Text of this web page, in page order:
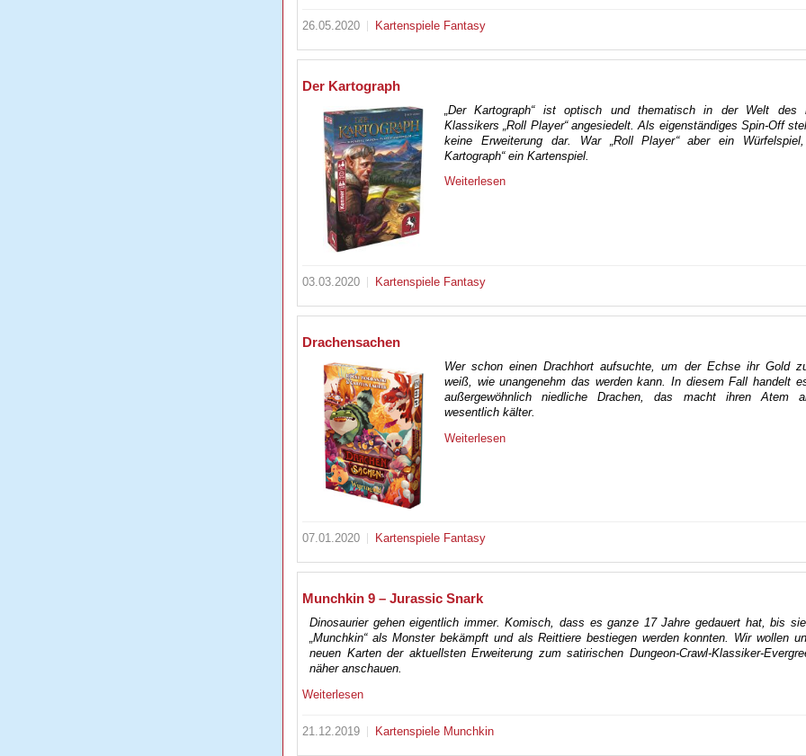
26.05.2020 Kartenspiele Fantasy
Der Kartograph
„Der Kartograph“ ist optisch und thematisch in der Welt des
Klassikers „Roll Player“ angesiedelt. Als eigenständiges Spin-Off
keine Erweiterung dar. War „Roll Player“ aber ein
Kartograph“ ein Kartenspiel.
Weiterlesen
03.03.2020 Kartenspiele Fantasy
Drachensachen
Wer schon einen Drachhort aufsuchte, um der Echse ihr Gold
weiß, wie unangenehm das werden kann. In diesem Fall handelt
außergewöhnlich niedliche Drachen, das macht ihren Atem
wesentlich kälter.
Weiterlesen
07.01.2020 Kartenspiele Fantasy
Munchkin 9 – Jurassic Snark
Dinosaurier gehen eigentlich immer. Komisch, dass es ganze 17 Jahre gedauert hat, bis
„Munchkin“ als Monster bekämpft und als Reittiere bestiegen werden konnten. Wir wollen
neuen Karten der aktuellsten Erweiterung zum satirischen Dungeon-Crawl-Klassiker-
näher anschauen.
Weiterlesen
21.12.2019 Kartenspiele Munchkin